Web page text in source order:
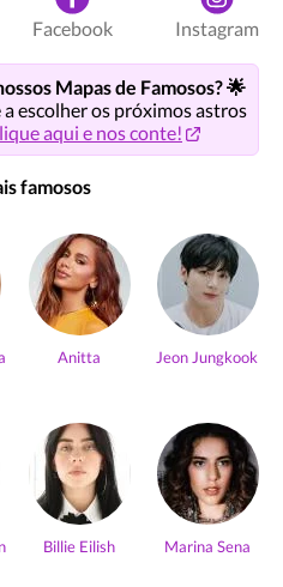
Facebook Instagram
Mapas de Famosos? 🌟
escolher os próximos astros
aqui e nos conte!
famosos
Anitta Jeon Jungkook
Billie Eilish Marina Sena